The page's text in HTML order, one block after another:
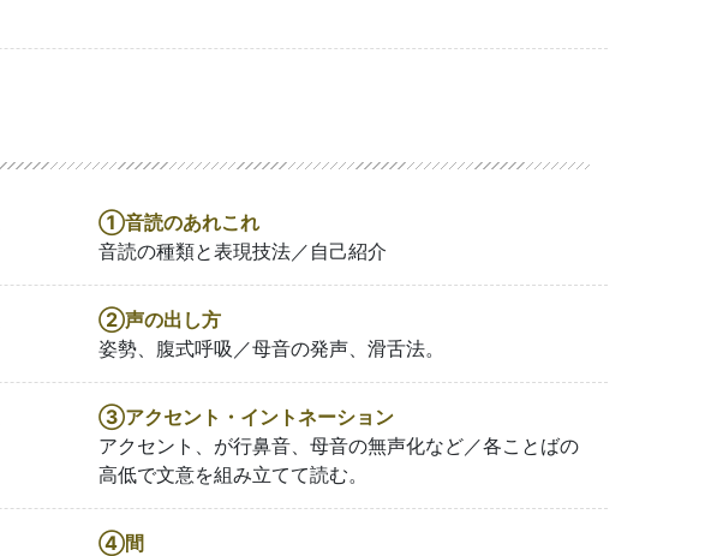
①音読のあれこれ
音読の種類と表現技法／自己紹介
②声の出し方
姿勢、腹式呼吸／母音の発声、滑舌法。
③アクセント・イントネーション
アクセント、が行鼻音、母音の無声化など／各ことばの
高低で文意を組み立てて読む。
④間